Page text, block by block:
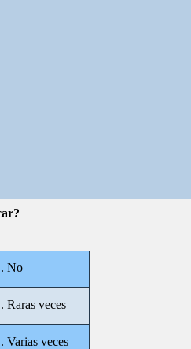
. No
. Raras veces
. Varias veces